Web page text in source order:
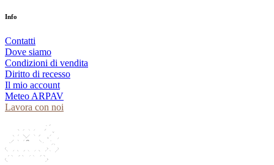
Info
Contatti
Dove siamo
Condizioni di vendita
Diritto di recesso
Il mio account
Meteo ARPAV
Lavora con noi